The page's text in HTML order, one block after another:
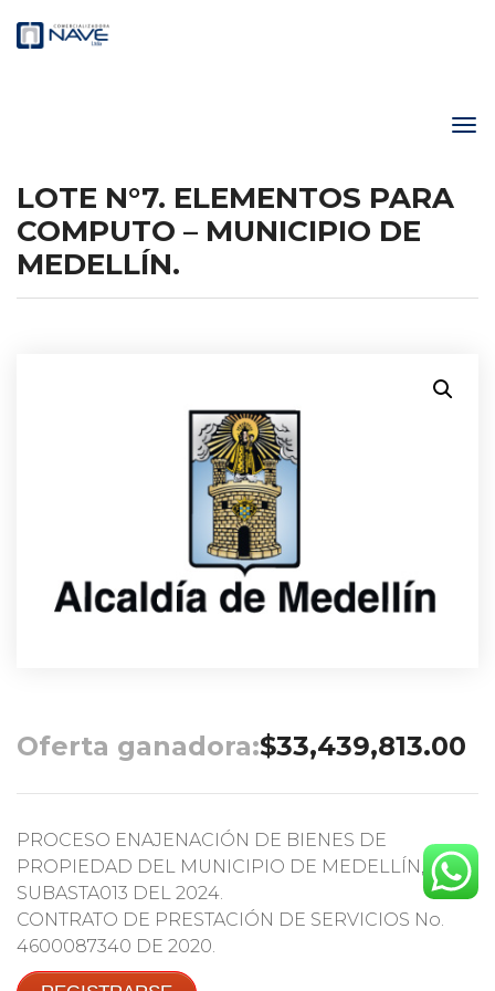
LOTE N°7. ELEMENTOS PARA
COMPUTO – MUNICIPIO DE
MEDELLÍN.
Oferta ganadora:$33,439,813.00
PROCESO ENAJENACIÓN DE BIENES DE
PROPIEDAD DEL MUNICIPIO DE MEDELLÍN,
SUBASTA013 DEL 2024.
CONTRATO DE PRESTACIÓN DE SERVICIOS No.
4600087340 DE 2020.